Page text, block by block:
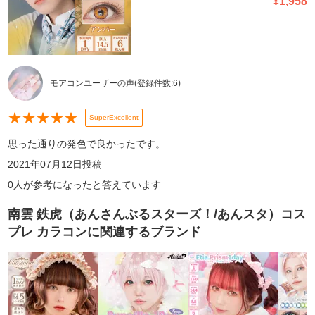
モアコンユーザーの声(登録件数:6)
★★★★★ SuperExcellent
思った通りの発色で良かったです。
2021年07月12日投稿
0人が参考になったと答えています
南雲 鉄虎（あんさんぶるスターズ！/あんスタ）コス
プレ カラコンに関連するブランド